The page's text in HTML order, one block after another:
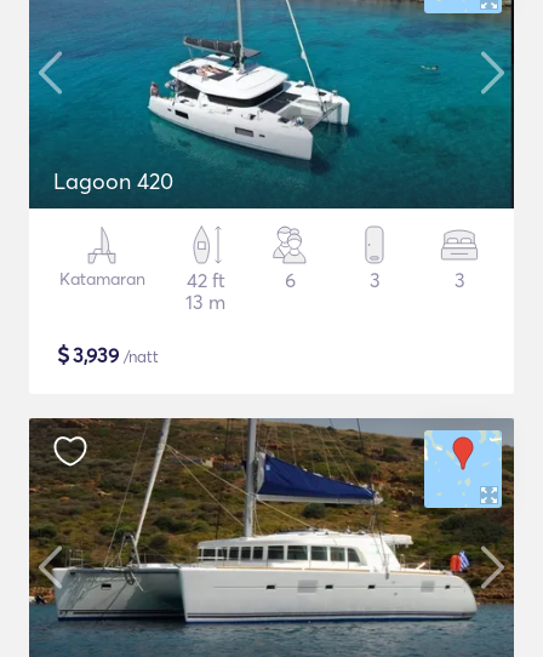
Lagoon 420
Katamaran
42 ft
13 m
6 3 3
$3,939 /natt